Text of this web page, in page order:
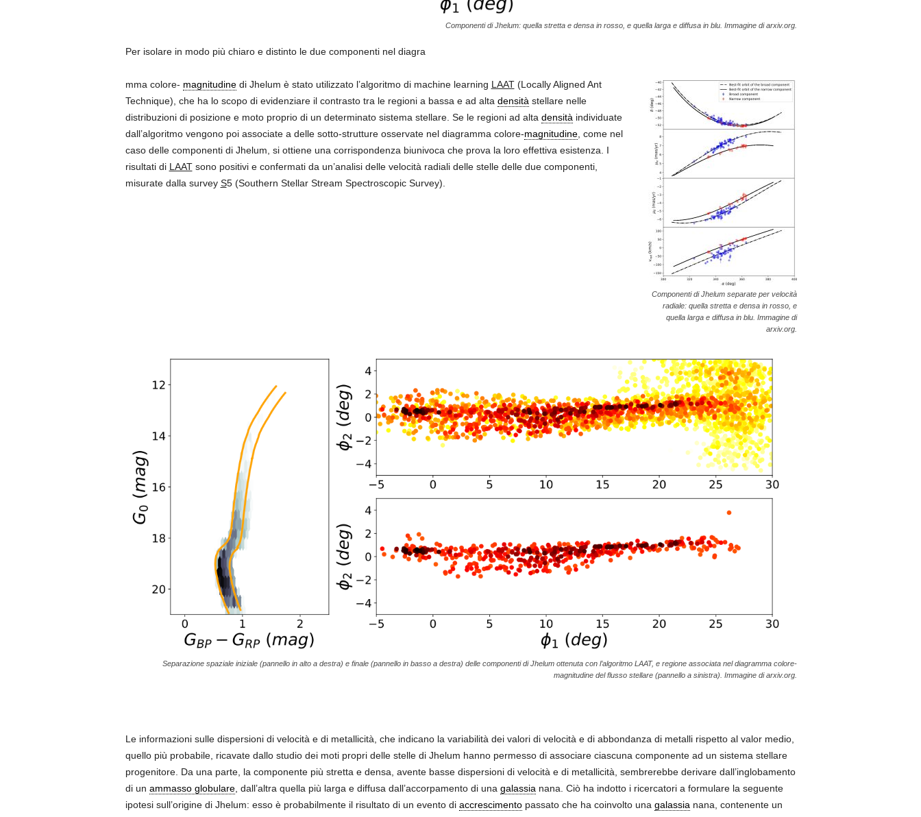
Componenti di Jhelum: quella stretta e densa in rosso, e quella larga e diffusa in blu. Immagine di arxiv.org.
Per isolare in modo più chiaro e distinto le due componenti nel diagra
Componenti di Jhelum separate per velocità
radiale: quella stretta e densa in rosso, e
quella larga e diffusa in blu. Immagine di
arxiv.org.
mma colore- magnitudinedi Jhelum è stato utilizzato l’algoritmo di machine learning LAAT(Locally Aligned Ant
Technique), che ha lo scopo di evidenziare il contrasto tra le regioni a bassa e ad alta densità stellare nelle
distribuzioni di posizione e moto proprio di un determinato sistema stellare. Se le regioni ad alta densità individuate
dall’algoritmo vengono poi associate a delle sotto-strutture osservate nel diagramma colore-magnitudine, come nel
caso delle componenti di Jhelum, si ottiene una corrispondenza biunivoca che prova la loro effettiva esistenza. I
risultati di LAATsono positivi e confermati da un’analisi delle velocità radiali delle stelle delle due componenti,
misurate dalla survey S5 (Southern Stellar Stream Spectroscopic Survey).
Separazione spaziale iniziale (pannello in alto a destra) e finale (pannello in basso a destra) delle componenti di Jhelum ottenuta con l’algoritmo LAAT, e regione associata nel diagramma colore-
magnitudine del flusso stellare (pannello a sinistra). Immagine di arxiv.org.
Le informazioni sulle dispersioni di velocità e di metallicità, che indicano la variabilità dei valori di velocità e di abbondanza di metalli rispetto al valor medio,
quello più probabile, ricavate dallo studio dei moti propri delle stelle di Jhelum hanno permesso di associare ciascuna componente ad un sistema stellare
progenitore. Da una parte, la componente più stretta e densa, avente basse dispersioni di velocità e di metallicità, sembrerebbe derivare dall’inglobamento
di un ammasso globulare, dall’altra quella più larga e diffusa dall’accorpamento di una galassia nana. Ciò ha indotto i ricercatori a formulare la seguente
ipotesi sull’origine di Jhelum: esso è probabilmente il risultato di un evento di accrescimentopassato che ha coinvolto una galassia nana, contenente un